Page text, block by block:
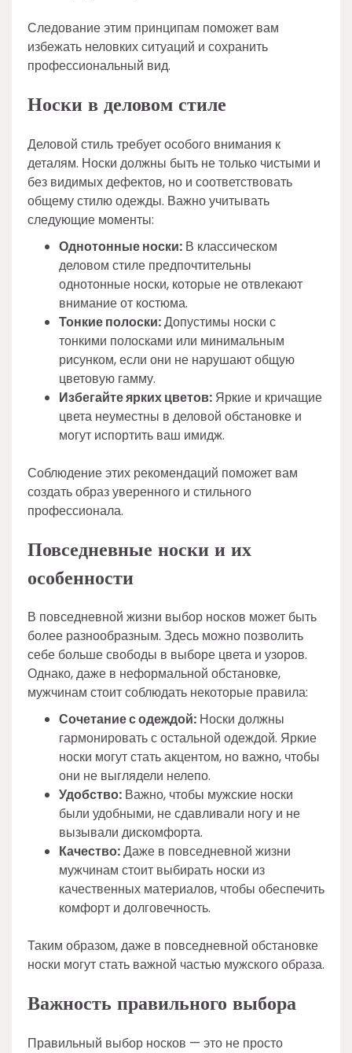
Следование этим принципам поможет вам
избежать неловких ситуаций и сохранить
профессиональный вид.
Носки в деловом стиле
Деловой стиль требует особого внимания к
деталям. Носки должны быть не только чистыми и
без видимых дефектов, но и соответствовать
общему стилю одежды. Важно учитывать
следующие моменты:
Однотонные носки: В классическом
деловом стиле предпочтительны
однотонные носки, которые не отвлекают
внимание от костюма.
Тонкие полоски:Допустимы носки с
тонкими полосками или минимальным
рисунком, если они не нарушают общую
цветовую гамму.
Избегайте ярких цветов: Яркие и кричащие
цвета неуместны в деловой обстановке и
могут испортить ваш имидж.
Соблюдение этих рекомендаций поможет вам
создать образ уверенного и стильного
профессионала.
Повседневные носки и их
особенности
В повседневной жизни выбор носков может быть
более разнообразным. Здесь можно позволить
себе больше свободы в выборе цвета и узоров.
Однако, даже в неформальной обстановке,
мужчинам стоит соблюдать некоторые правила:
Сочетание с одеждой: Носки должны
гармонировать с остальной одеждой. Яркие
носки могут стать акцентом, но важно, чтобы
они не выглядели нелепо.
Удобство: Важно, чтобы мужские носки
были удобными, не сдавливали ногу и не
вызывали дискомфорта.
Качество:Даже в повседневной жизни
мужчинам стоит выбирать носки из
качественных материалов, чтобы обеспечить
комфорт и долговечность.
Таким образом, даже в повседневной обстановке
носки могут стать важной частью мужского образа.
Важность правильного выбора
Правильный выбор носков — это не просто